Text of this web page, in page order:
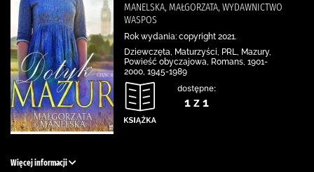
MANELSKA, MAŁGORZATA, WYDAWNICTWO
WASPOS
Rok wydania: copyright 2021.
Dziewczęta, Maturzyści, PRL, Mazury,
Powieść obyczajowa, Romans, 1901-
2000, 1945-1989
dostępne:
1 z 1
Więcej informacji